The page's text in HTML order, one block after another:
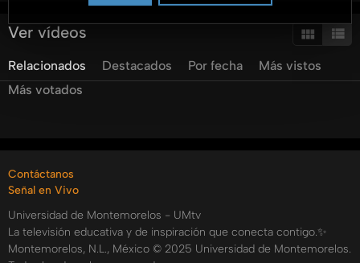
Historias de Oración y reflexiones de la bondad de Dios,
con el Ptr. Esteban Quiyono y un invitado especial.
Recuerda que tienes una cita cada miércoles a las 7:00 pm
Facebook: https://www.facebook.com/UMtv.mx
Instagram: https://www.instagram.com/umtv.mx/
Youtube: https://www.youtube.com/@UMtvmx
Ver vídeos
Relacionados Destacados Por fecha
Más vistos
Más votados
Contáctanos
Señal en Vivo
Universidad de Montemorelos - UMtv
La televisión educativa y de inspiración que conecta contigo.✨
Montemorelos, N.L., México © 2025 Universidad de Montemorelos.